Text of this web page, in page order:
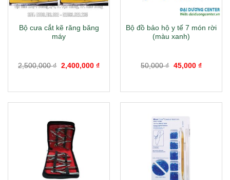
Bộ cưa cắt kẽ răng băng
máy
2,500,000₫ Giá
2,400,000 ₫Giá
2,400,000 ₫.
Bộ đồ bảo hộ y tế 7 món rời
(màu xanh)
50,000₫ Giá
45,000 ₫Giá
45,000